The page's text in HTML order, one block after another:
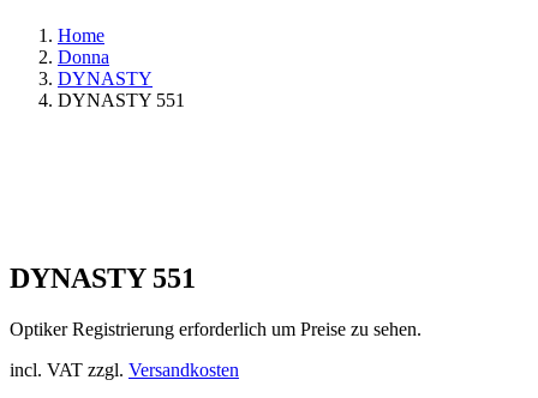
Home
Donna
DYNASTY
DYNASTY 551
DYNASTY 551
Optiker Registrierung erforderlich um Preise zu sehen.
incl. VAT zzgl. Versandkosten